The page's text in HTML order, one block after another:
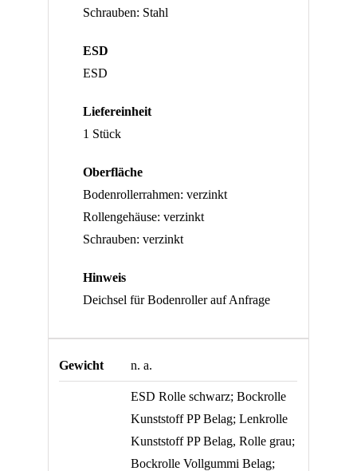
Schrauben: Stahl
ESD
ESD
Liefereinheit
1 Stück
Oberfläche
Bodenrollerrahmen: verzinkt
Rollengehäuse: verzinkt
Schrauben: verzinkt
Hinweis
Deichsel für Bodenroller auf Anfrage
Gewicht n. a.
ESD Rolle schwarz; Bockrolle
Kunststoff PP Belag; Lenkrolle
Kunststoff PP Belag, Rolle grau;
Bockrolle Vollgummi Belag;